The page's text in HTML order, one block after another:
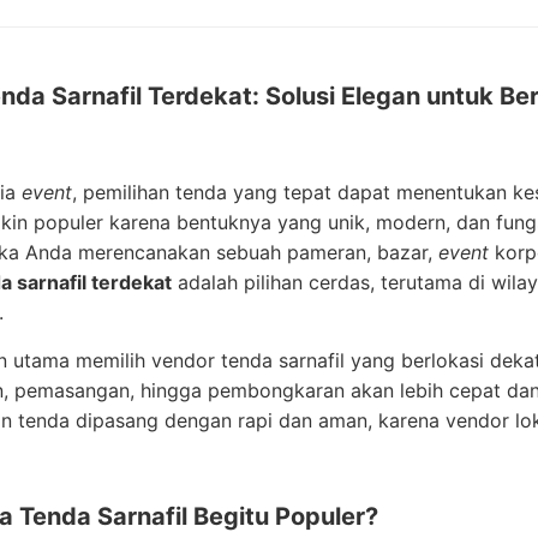
Sarnafil Terdekat: Solusi Elegan untuk
event, pemilihan tenda yang tepat dapat menentukan
populer karena bentuknya yang unik, modern, dan
Anda merencanakan sebuah pameran, bazar, event
sarnafil terdekat adalah pilihan cerdas, terutama di
utama memilih vendor tenda sarnafil yang berlokasi
pemasangan, hingga pembongkaran akan lebih cepat
tenda dipasang dengan rapi dan aman, karena vendor
Tenda Sarnafil Begitu Populer?